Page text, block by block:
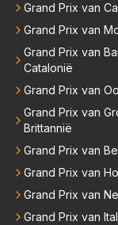
Grand Prix van
Grand Prix van
Grand Prix van
Catalonië
Grand Prix van
Grand Prix van
Brittannië
Grand Prix van
Grand Prix van
Grand Prix van
Grand Prix van